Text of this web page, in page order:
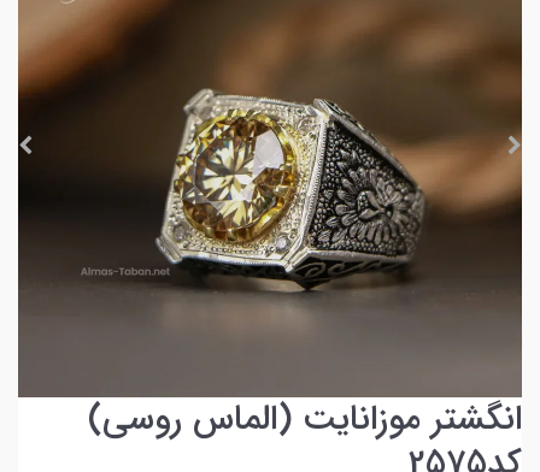
انگشتر موزانایت (الماس روسی)